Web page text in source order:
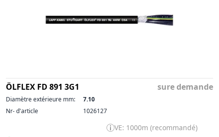
ÖLFLEX FD 891 3G1 sure demande
Diamètre extérieure mm:
7.10
Nr- d'article
1026127
VE: 1000m (recommandé)